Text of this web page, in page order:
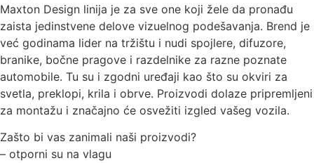
Maxton Design linija je za sve one koji žele da pronađu
zaista jedinstvene delove vizuelnog podešavanja. Brend je
već godinama lider na tržištu i nudi spojlere, difuzore,
branike, bočne pragove i razdelnike za razne poznate
automobile. Tu su i zgodni uređaji kao što su okviri za
svetla, preklopi, krila i obrve. Proizvodi dolaze pripremljeni
za montažu i značajno će osvežiti izgled vašeg vozila.
Zašto bi vas zanimali naši proizvodi?
– otporni su na vlagu